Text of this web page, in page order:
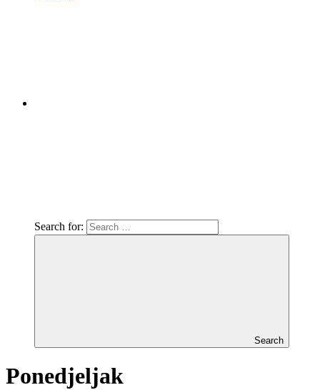
Search for:
Search
Ponedjeljak